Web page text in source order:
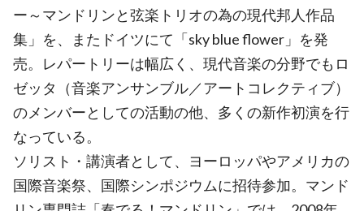
ー～マンドリンと弦楽トリオの為の現代邦人作品
集」を、またドイツにて「sky blue flower」を発
売。レパートリーは幅広く、現代音楽の分野でもロ
ゼッタ（音楽アンサンブル／アートコレクティブ）
のメンバーとしての活動の他、多くの新作初演を行
なっている。
ソリスト・講演者として、ヨーロッパやアメリカの
国際音楽祭、国際シンポジウムに招待参加。マンド